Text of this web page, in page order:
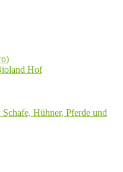
Hof
Hühner, Pferde und